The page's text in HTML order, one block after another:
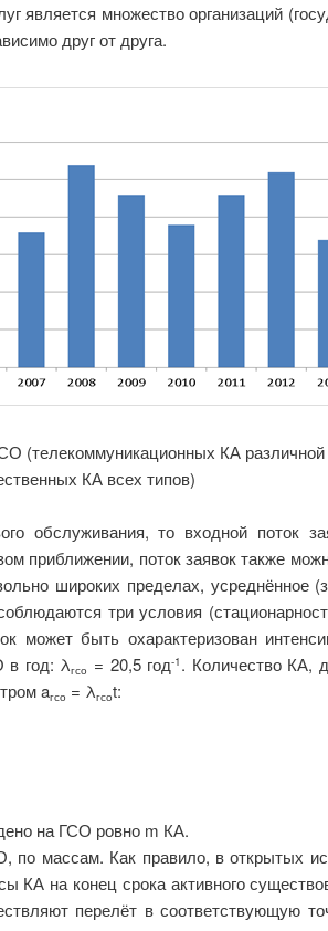
является множество организаций
друг от друга.
(телекоммуникационных КА
КА всех типов)
обслуживания, то входной поток
приближении, поток заявок также
широких пределах, усреднённое
три условия
быть охарактеризован
в год: λгсо = 20,5 год-1 . Количество КА,
aгсо = λгсоt:
на ГСО ровно m КА.
массам. Как правило, в открытых
КА на конец срока активного
перелёт в соответствующую